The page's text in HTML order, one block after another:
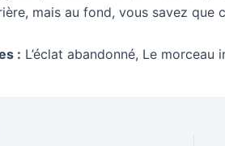
mais au fond, vous savez que
: L’éclat abandonné, Le